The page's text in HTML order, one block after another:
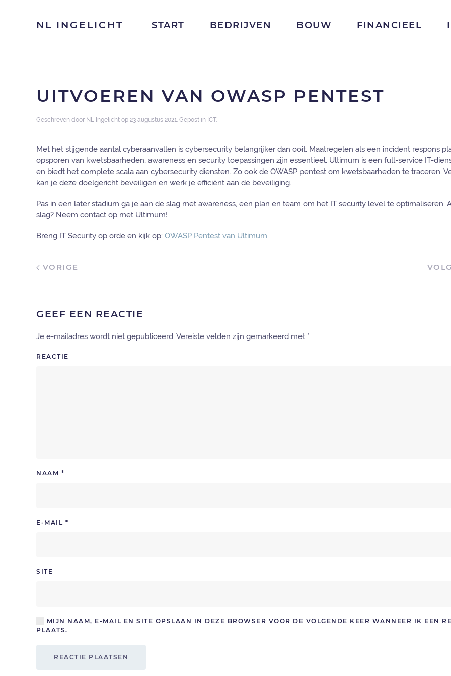
NL INGELICHT START BEDRIJVEN BOUW FINANCIEEL
UITVOEREN VAN OWASP PENTEST
Geschreven door NL Ingelicht op 23 augustus 2021. Gepost in ICT.
Met het stijgende aantal cyberaanvallen is cybersecurity belangrijker dan ooit. Maatregelen als een incident respons
opsporen van kwetsbaarheden, awareness en security toepassingen zijn essentieel. Ultimum is een full-service IT-
en biedt het complete scala aan cybersecurity diensten. Zo ook de OWASP pentest om kwetsbaarheden te traceren.
kan je deze doelgericht beveiligen en werk je efficiënt aan de beveiliging.
Pas in een later stadium ga je aan de slag met awareness, een plan en team om het IT security level te optimaliseren.
slag? Neem contact op met Ultimum!
Breng IT Security op orde en kijk op: OWASP Pentest van Ultimum
VORIGE
GEEF EEN REACTIE
Je e-mailadres wordt niet gepubliceerd. Vereiste velden zijn gemarkeerd met *
REACTIE
NAAM *
E-MAIL *
SITE
MIJN NAAM, E-MAIL EN SITE OPSLAAN IN DEZE BROWSER VOOR DE VOLGENDE KEER WANNEER IK EEN
PLAATS.
REACTIE PLAATSEN